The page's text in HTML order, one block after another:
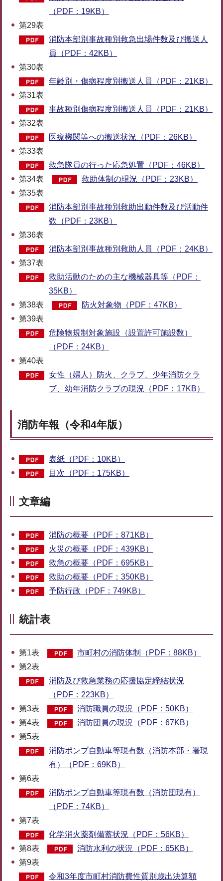
（PDF：19KB）
第29表
消防本部別事故種別救急出場件数及び搬送人
員（PDF：42KB）
第30表
年齢別・傷病程度別搬送人員（PDF：21KB）
第31表
事故種別傷病程度別搬送人員（PDF：21KB）
第32表
医療機関等への搬送状況（PDF：26KB）
第33表
救急隊員の行った応急処置（PDF：46KB）
第34表
救助体制の現況（PDF：23KB）
第35表
消防本部別事故種別救助出動件数及び活動件
数（PDF：23KB）
第36表
消防本部別事故種別救助人員（PDF：24KB）
第37表
救助活動のための主な機械器具等（PDF：
35KB）
第38表
防火対象物（PDF：47KB）
第39表
危険物規制対象施設（設置許可施設数）
（PDF：24KB）
第40表
女性（婦人）防火、クラブ、少年消防クラ
ブ、幼年消防クラブの現況（PDF：17KB）
消防年報（令和4年版）
表紙（PDF：10KB）
目次（PDF：175KB）
文章編
消防の概要（PDF：871KB）
火災の概要（PDF：439KB）
救急の概要（PDF：695KB）
救助の概要（PDF：350KB）
予防行政（PDF：749KB）
統計表
第1表
市町村の消防体制（PDF：88KB）
第2表
消防及び救急業務の応援協定締結状況
（PDF：223KB）
第3表
消防職員の現況（PDF：50KB）
第4表
消防団員の現況（PDF：67KB）
第5表
消防ポンプ自動車等現有数（消防本部・署現
有）（PDF：69KB）
第6表
消防ポンプ自動車等現有数（消防団現有）
（PDF：74KB）
第7表
化学消火薬剤備蓄状況（PDF：56KB）
第8表
消防水利の状況（PDF：65KB）
第9表
令和3年度市町村消防費性質別歳出決算額